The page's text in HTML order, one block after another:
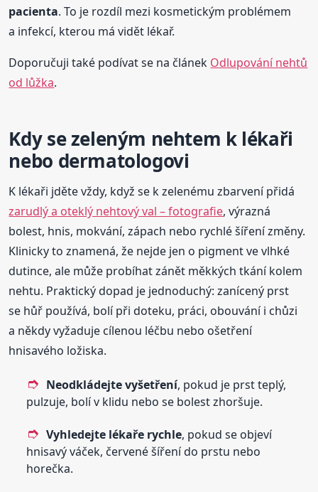
pacienta. To je rozdíl mezi kosmetickým problémem
a infekcí, kterou má vidět lékař.
Doporučuji také podívat se na článek Odlupování nehtů
od lůžka.
Kdy se zeleným nehtem k lékaři
nebo dermatologovi
K lékaři jděte vždy, když se k zelenému zbarvení přidá
zarudlý a oteklý nehtový val – fotografie, výrazná
bolest, hnis, mokvání, zápach nebo rychlé šíření změny.
Klinicky to znamená, že nejde jen o pigment ve vlhké
dutince, ale může probíhat zánět měkkých tkání kolem
nehtu. Praktický dopad je jednoduchý: zanícený prst
se hůř používá, bolí při doteku, práci, obouvání i chůzi
a někdy vyžaduje cílenou léčbu nebo ošetření
hnisavého ložiska.
Neodkládejte vyšetření, pokud je prst teplý,
pulzuje, bolí v klidu nebo se bolest zhoršuje.
Vyhledejte lékaře rychle, pokud se objeví
hnisavý váček, červené šíření do prstu nebo
horečka.